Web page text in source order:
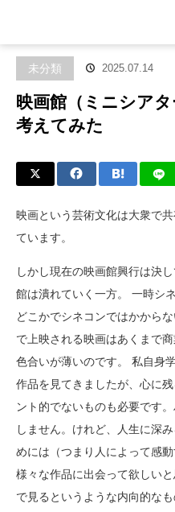
未分類 2025.07.14
映画館（ミニシア
考えてみた
映画という芸術文化は大衆で
ています。
しかし現在の映画館興行は決
館は潰れていく一方。 一時シ
どこかでシネコンではかから
で上映される映画はあくまで
色合いが薄いのです。 私自身
作品を見てきましたが、心に
ント的でないものも必要です
しません。けれど、人生に深
めには（つまり人によって感
様々な作品に出会って欲しい
で見るというような内向的な